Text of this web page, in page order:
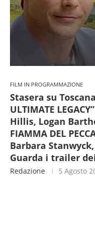
FILM IN PROGRAMMAZIONE
Stasera su
ULTIMATE
Hillis, Logan
FIAMMA DEL
Barbara
Guarda i trailer
Redazione 5 Agosto